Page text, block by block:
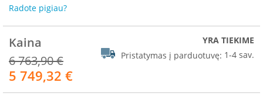
a
t
h
e
r
m
I
Radote pigiau?
Kaina
6 763,90 €
Akcija
5 749,32 €
YRA TIEKIME
Pristatymas į parduotuvę: 1-4 sav.